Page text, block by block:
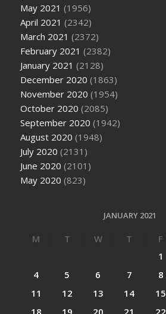
May 2021 (1956)
April 2021 (2342)
March 2021 (2372)
February 2021 (2382)
January 2021 (2128)
December 2020 (1863)
November 2020 (1954)
October 2020 (2085)
September 2020 (1942)
August 2020 (1948)
July 2020 (2131)
June 2020 (2101)
May 2020 (823)
JANUARY 2021
M T W T F
1
4
5 6 7 8
11
12 13 14 15